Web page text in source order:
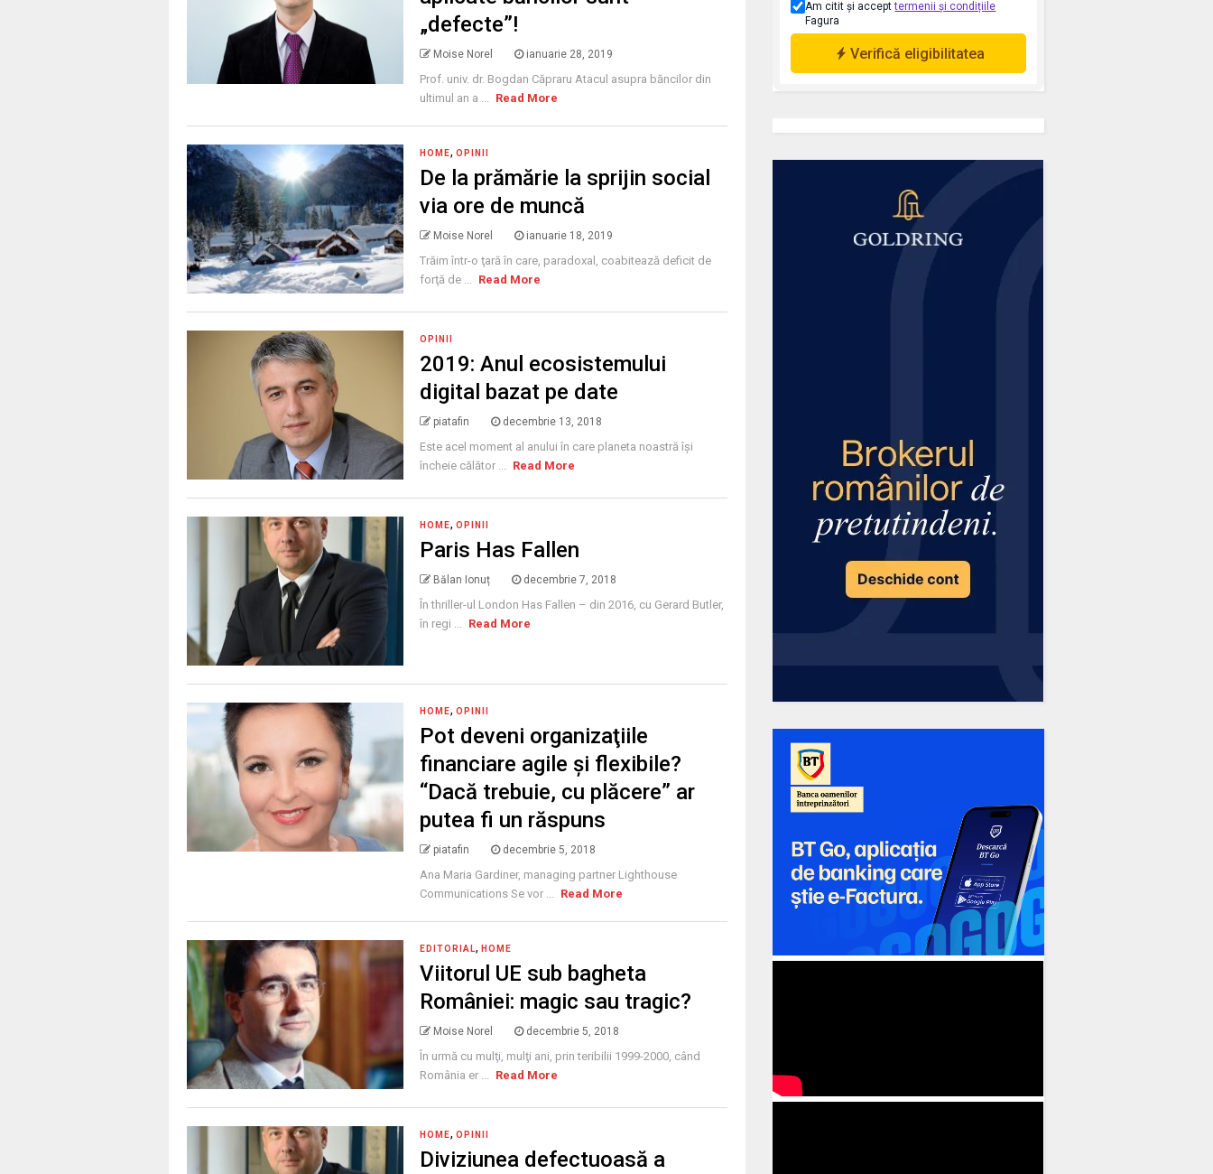
„defecte”!
Moise Norel ianuarie 28, 2019
Prof. univ. dr. Bogdan Căpraru Atacul asupra băncilor din
ultimul an a ... Read More
HOME, OPINII
De la prămărie la sprijin social
via ore de muncă
Moise Norel ianuarie 18, 2019
Trăim într-o ţară în care, paradoxal, coabitează deficit de
forţă de ... Read More
OPINII
2019: Anul ecosistemului
digital bazat pe date
piatafin decembrie 13, 2018
Este acel moment al anului în care planeta noastră își
încheie călător ... Read More
HOME, OPINII
Paris Has Fallen
Bălan Ionuț decembrie 7, 2018
În thriller-ul London Has Fallen – din 2016, cu Gerard Butler,
în regi ... Read More
HOME, OPINII
Pot deveni organizaţiile
financiare agile şi flexibile?
“Dacă trebuie, cu plăcere” ar
putea fi un răspuns
piatafin decembrie 5, 2018
Ana Maria Gardiner, managing partner Lighthouse
Communications Se vor ... Read More
EDITORIAL, HOME
Viitorul UE sub bagheta
României: magic sau tragic?
Moise Norel decembrie 5, 2018
În urmă cu mulţi, mulţi ani, prin teribilii 1999-2000, când
România er ... Read More
HOME, OPINII
Diviziunea defectuoasă a